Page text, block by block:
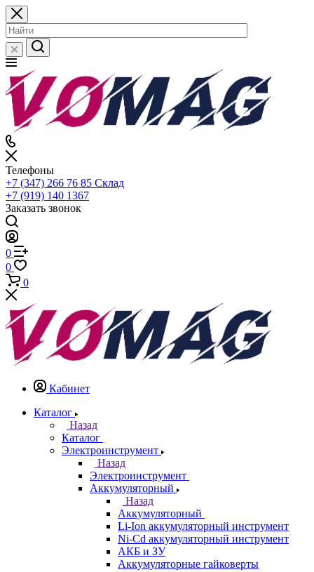
Телефоны
+7 (347) 266 76 85 Склад
+7 (919) 140 1367
Заказать звонок
0
0
0
Кабинет
Каталог
Назад
Каталог
Электроинструмент
Назад
Электроинструмент
Аккумуляторный
Назад
Аккумуляторный
Li-Ion аккумуляторный инструмент
Ni-Cd аккумуляторный инструмент
АКБ и ЗУ
Аккумуляторные гайковерты